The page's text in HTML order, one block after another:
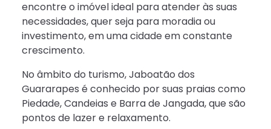
encontre o imóvel ideal para atender às suas
necessidades, quer seja para moradia ou
investimento, em uma cidade em constante
crescimento.
No âmbito do turismo, Jaboatão dos
Guararapes é conhecido por suas praias como
Piedade, Candeias e Barra de Jangada, que são
pontos de lazer e relaxamento.